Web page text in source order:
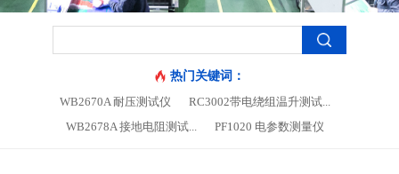
热门关键词：
WB2670A 耐压测试仪
RC3002带电绕组温升测试...
WB2678A 接地电阻测试...
PF1020 电参数测量仪